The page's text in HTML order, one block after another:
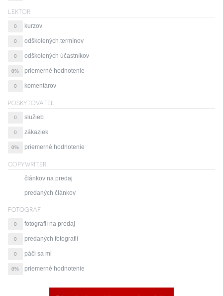
LEKTOR
0 kurzov
0 odškolených termínov
0 odškolených účastníkov
0% priemerné hodnotenie
0 komentárov
POSKYTOVATEĽ
0 služieb
0 zákaziek
0% priemerné hodnotenie
COPYWRITER
článkov na predaj
predaných článkov
FOTOGRAF
0 fotografií na predaj
0 predaných fotografií
0 páči sa mi
0% priemerné hodnotenie